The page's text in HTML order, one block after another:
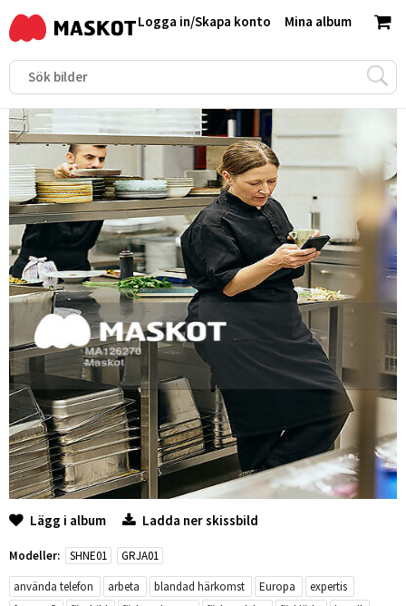
Mina album
Logga in/Skapa konto
Lägg i album Ladda ner skissbild
Modeller: SHNE01
GRJA01
använda telefon
arbeta blandad härkomst Europa
expertis